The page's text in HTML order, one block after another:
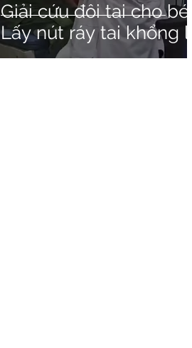
Giải cứu đôi tai cho bé -
Lấy nút ráy tai khổng lồ